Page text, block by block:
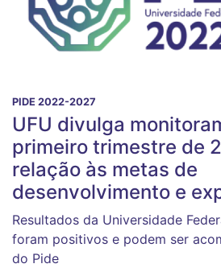
PIDE 2022-2027
UFU divulga
primeiro trimestre de
relação às metas de
desenvolvimento e
Resultados da Universidade
foram positivos e podem ser
do Pide